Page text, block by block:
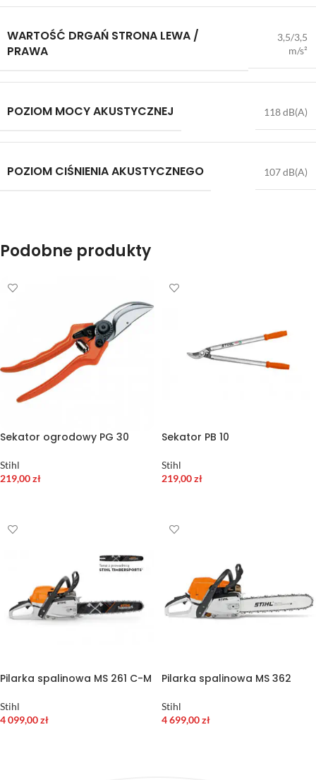
WARTOŚĆ DRGAŃ STRONA LEWA /
PRAWA
3,5/3,5
m/s²
POZIOM MOCY AKUSTYCZNEJ 118 dB(A)
POZIOM CIŚNIENIA AKUSTYCZNEGO 107 dB(A)
Podobne produkty
Sekator ogrodowy PG 30
Stihl
219,00zł
Sekator PB 10
Stihl
219,00zł
Pilarka spalinowa MS 261 C-M
Stihl
4 099,00zł
Pilarka spalinowa MS 362
Stihl
4 699,00zł